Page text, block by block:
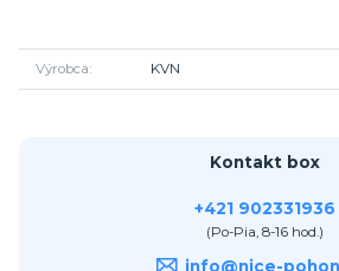
Výrobca KVN
Kontakt box
+421 902331936
(Po-Pia, 8-16 hod.)
info@nice-